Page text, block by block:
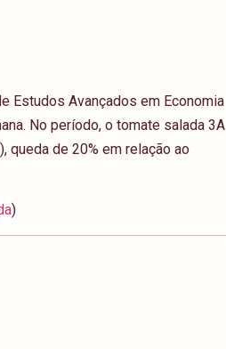
Estudos Avançados em Economia
No período, o tomate salada 3A
queda de 20% em relação ao
)